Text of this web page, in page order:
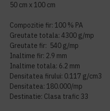
50 cm x 100 cm
Compozitie fir: 100 % PA
Greutate totala: 4300 g/mp
Greutate fir: 540 g/mp
Inaltime fir: 2.9 mm
Inaltime totala: 6.2 mm
Densitatea firului: 0.117 g/cm3
Densitatea: 180.000/mp
Destinatie: Clasa trafic 33